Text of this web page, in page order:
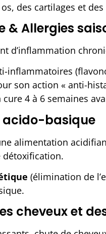
des cartilages et
Allergies
d’inflammation
inflammatoires
son action « anti-
cure 4 à 6 semaines
acido-basique
alimentation
détoxification.
(élimination de
cheveux et